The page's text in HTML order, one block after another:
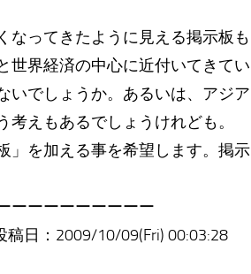
ってきたように見える掲示板も
世界経済の中心に近付いてきてい
いでしょうか。あるいは、アジア
えもあるでしょうけれども。
」を加える事を希望します。掲示
ーーーーーーーーー
日：2009/10/09(Fri) 00:03:28